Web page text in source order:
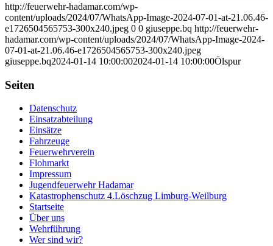
http://feuerwehr-hadamar.com/wp-
content/uploads/2024/07/WhatsApp-Image-2024-07-01-at-21.06.46-
e1726504565753-300x240.jpeg 0 0 giuseppe.bq http://feuerwehr-
hadamar.com/wp-content/uploads/2024/07/WhatsApp-Image-2024-
07-01-at-21.06.46-e1726504565753-300x240.jpeg
giuseppe.bq2024-01-14 10:00:002024-01-14 10:00:00Ölspur
Seiten
Datenschutz
Einsatzabteilung
Einsätze
Fahrzeuge
Feuerwehrverein
Flohmarkt
Impressum
Jugendfeuerwehr Hadamar
Katastrophenschutz 4.Löschzug Limburg-Weilburg
Startseite
Über uns
Wehrführung
Wer sind wir?